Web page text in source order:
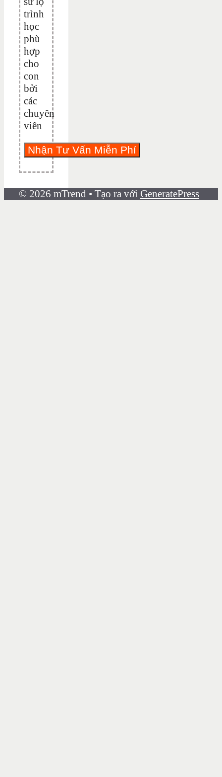
trình
học
phù
hợp
cho
con
bởi
các
chuyên
viên
© 2026 mTrend • Tạo ra với GeneratePress